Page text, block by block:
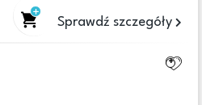
Sprawdź szczegóły